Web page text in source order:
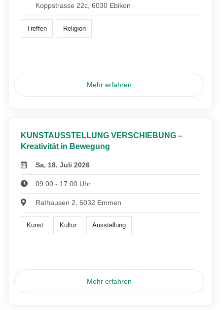
Koppstrasse 22c, 6030 Ebikon
Treffen Religion
Mehr erfahren
KUNSTAUSSTELLUNG VERSCHIEBUNG –
Kreativität in Bewegung
Sa, 18. Juli 2026
09:00 - 17:00 Uhr
Rathausen 2, 6032 Emmen
Kunst Kultur Ausstellung
Mehr erfahren